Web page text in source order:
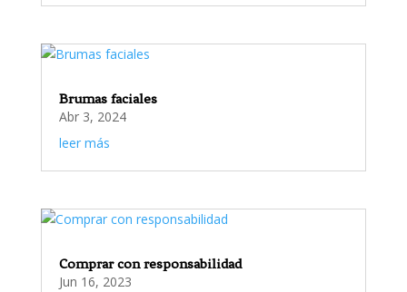
Brumas faciales
Abr 3, 2024
leer más
Comprar con responsabilidad
Jun 16, 2023